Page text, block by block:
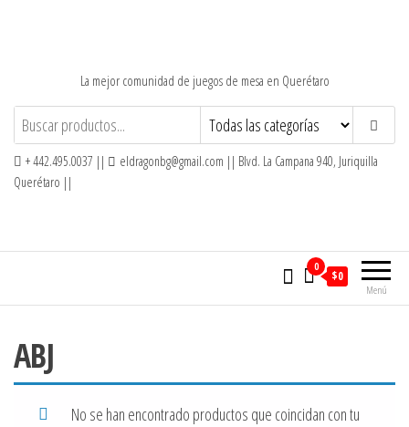
La mejor comunidad de juegos de mesa en Querétaro
+ 442.495.0037 ||
eldragonbg@gmail.com || Blvd. La Campana 940, Juriquilla
Querétaro ||
Menú
0
$0
ABJ
No se han encontrado productos que coincidan con tu